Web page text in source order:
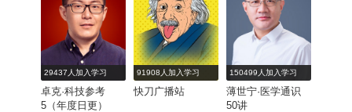
每天听本书
电子书
29437人加入学习
卓克·科技参考
5（年度日更）
91908人加入学习
快刀广播站
150499人加入学习
薄世宁·医学通识
50讲